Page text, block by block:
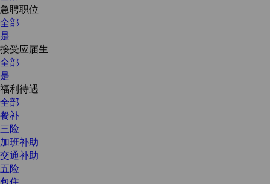
急聘职位
全部
是
接受应届生
全部
是
福利待遇
全部
餐补
三险
加班补助
交通补助
五险
包住